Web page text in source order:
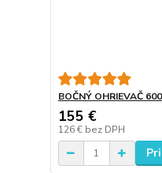
BOČNÝ OHRIEVAČ
155 €
126 € bez DPH